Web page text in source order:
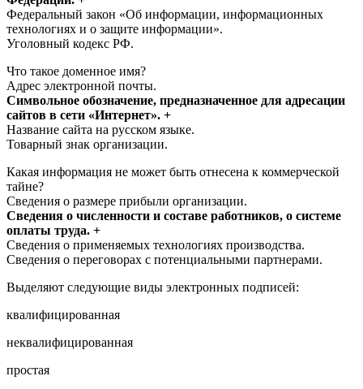
Федеральный закон «Об информации, информационных
технологиях и о защите информации».
Уголовный кодекс РФ.
Что такое доменное имя?
Адрес электронной почты.
Символьное обозначение, предназначенное для адресации
сайтов в сети «Интернет». +
Название сайта на русском языке.
Товарный знак организации.
Какая информация не может быть отнесена к коммерческой
тайне?
Сведения о размере прибыли организации.
Сведения о численности и составе работников, о системе
оплаты труда. +
Сведения о применяемых технологиях производства.
Сведения о переговорах с потенциальными партнерами.
Выделяют следующие виды электронных подписей:
квалифицированная
неквалифицированная
простая